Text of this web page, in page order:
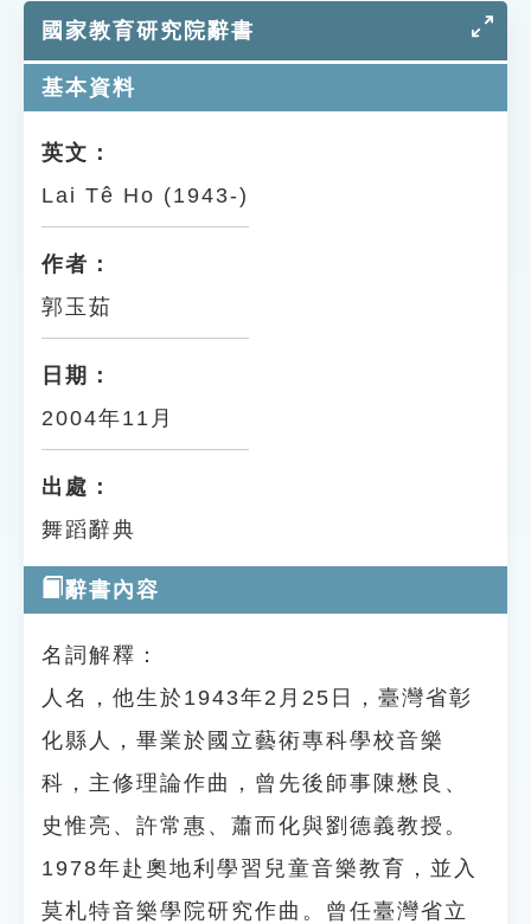
知識索引
單字索引
遊戲專區
教學應用
貓頭鷹博士
國家教育研究院辭書
基本資料
英文：
Lai Tê Ho (1943-)
作者：
郭玉茹
日期：
2004年11月
出處：
舞蹈辭典
辭書內容
名詞解釋：
人名，他生於1943年2月25日，臺灣省彰
化縣人，畢業於國立藝術專科學校音樂
科，主修理論作曲，曾先後師事陳懋良、
史惟亮、許常惠、蕭而化與劉德義教授。
1978年赴奧地利學習兒童音樂教育，並入
莫札特音樂學院研究作曲。曾任臺灣省立